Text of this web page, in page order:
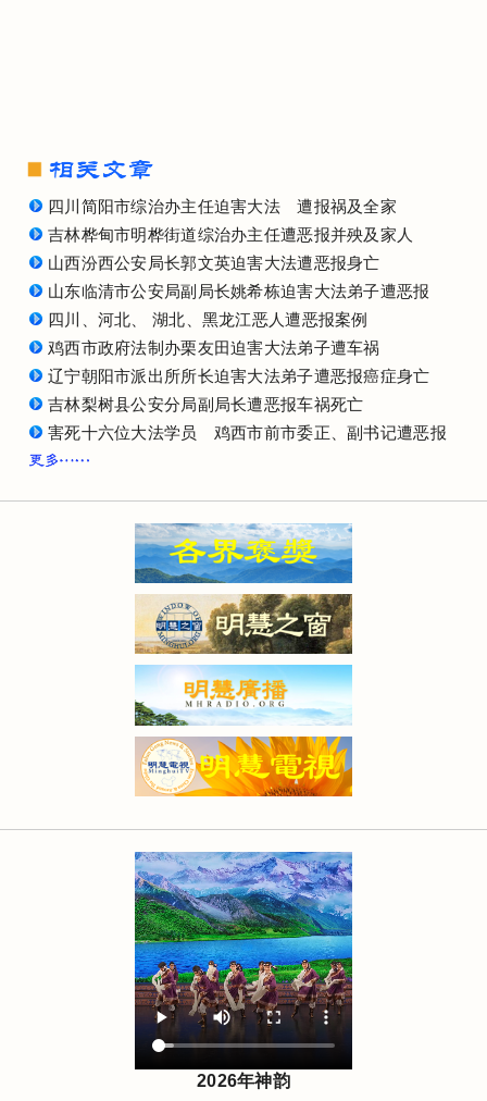
四川简阳市综治办主任迫害大法 遭报祸及全家
吉林桦甸市明桦街道综治办主任遭恶报并殃及家人
山西汾西公安局长郭文英迫害大法遭恶报身亡
山东临清市公安局副局长姚希栋迫害大法弟子遭恶报
四川、河北、 湖北、黑龙江恶人遭恶报案例
鸡西市政府法制办栗友田迫害大法弟子遭车祸
辽宁朝阳市派出所所长迫害大法弟子遭恶报癌症身亡
吉林梨树县公安分局副局长遭恶报车祸死亡
害死十六位大法学员 鸡西市前市委正、副书记遭恶报
2026年神韵